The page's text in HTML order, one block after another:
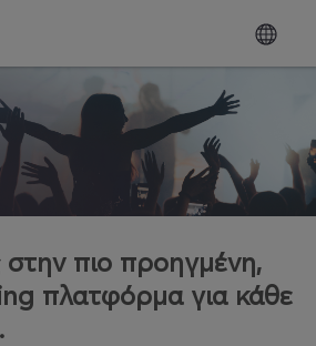
πιο προηγμένη,
πλατφόρμα για κάθε